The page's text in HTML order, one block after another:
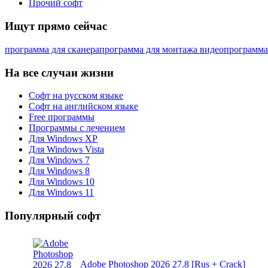
Прочий софт
Ищут прямо сейчас
программа для сканерапрограмма для монтажа видео
На все случаи жизни
Софт на русском языке
Софт на английском языке
Free программы
Программы с лечением
Для Windows XP
Для Windows Vista
Для Windows 7
Для Windows 8
Для Windows 10
Для Windows 11
Популярный софт
Adobe Photoshop 2026 27.8 [Rus + Crack]